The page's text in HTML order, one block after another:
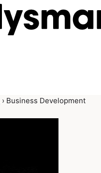
› Business Development